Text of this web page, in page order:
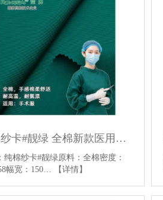
纯棉纱卡#靓绿 全棉新款医用面料平纹医用手术服面料
纯棉纱卡#靓绿原料：全棉密度：
幅宽：150…
【详情】